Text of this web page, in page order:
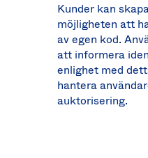
Kunder kan
möjligheten att
av egen kod.
att informera
enlighet med
hantera
auktorisering.